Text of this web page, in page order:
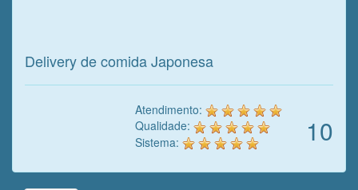
Delivery de comida Japonesa
10
Atendimento:
Qualidade:
Sistema: